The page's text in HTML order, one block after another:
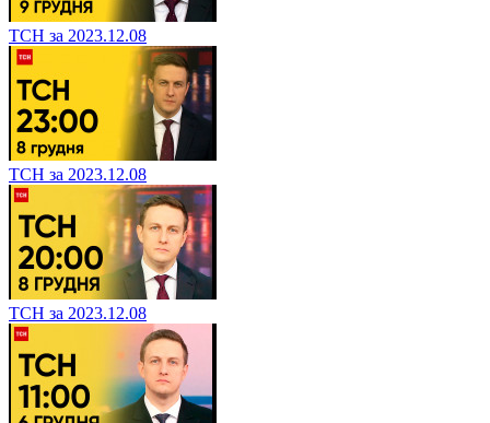
ТСН за 2023.12.08
ТСН за 2023.12.08
ТСН за 2023.12.08